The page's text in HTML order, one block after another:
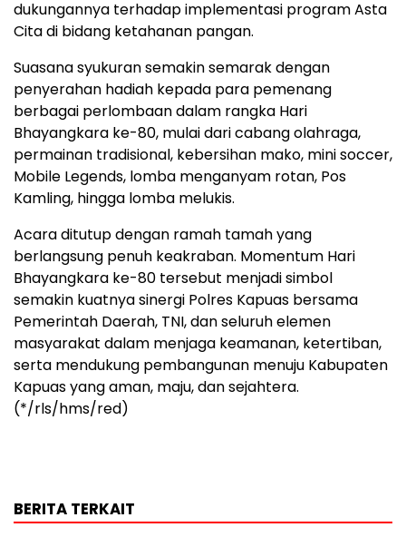
dukungannya terhadap implementasi program Asta
Cita di bidang ketahanan pangan.
Suasana syukuran semakin semarak dengan
penyerahan hadiah kepada para pemenang
berbagai perlombaan dalam rangka Hari
Bhayangkara ke-80, mulai dari cabang olahraga,
permainan tradisional, kebersihan mako, mini soccer,
Mobile Legends, lomba menganyam rotan, Pos
Kamling, hingga lomba melukis.
Acara ditutup dengan ramah tamah yang
berlangsung penuh keakraban. Momentum Hari
Bhayangkara ke-80 tersebut menjadi simbol
semakin kuatnya sinergi Polres Kapuas bersama
Pemerintah Daerah, TNI, dan seluruh elemen
masyarakat dalam menjaga keamanan, ketertiban,
serta mendukung pembangunan menuju Kabupaten
Kapuas yang aman, maju, dan sejahtera.
(*/rls/hms/red)
BERITA TERKAIT